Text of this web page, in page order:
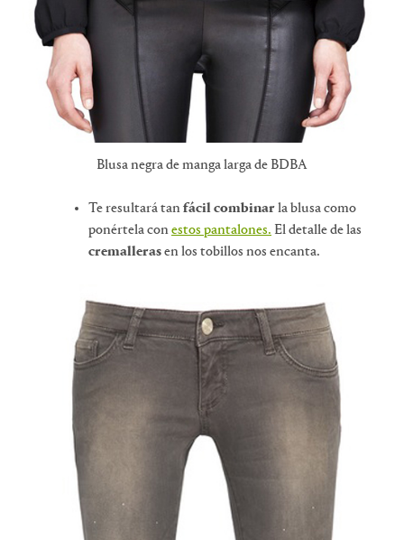
Blusa negra de manga larga de BDBA
Te resultará tanfácil combinarla blusa como
ponértela conestos pantalones. El detalle de las
cremallerasen los tobillos nos encanta.